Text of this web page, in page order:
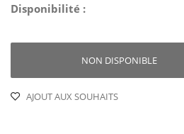
Disponibilité :
NON DISPONIBLE
AJOUT AUX SOUHAITS